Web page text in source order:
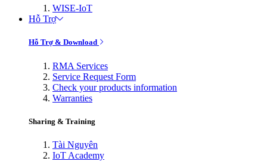
WISE-IoT
Hỗ Trợ
Hỗ Trợ & Download
RMA Services
Service Request Form
Check your products information
Warranties
Sharing & Training
Tài Nguyên
IoT Academy